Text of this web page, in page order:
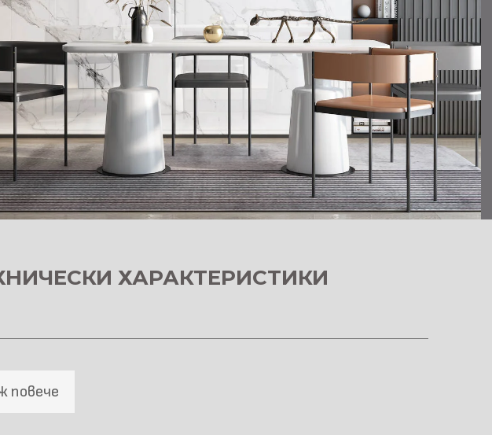
ХАРАКТЕРИСТИКИ
повече